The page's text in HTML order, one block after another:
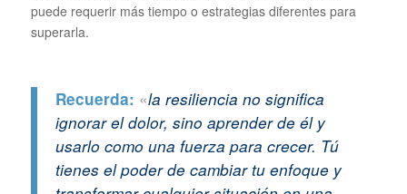
puede requerir más tiempo o estrategias diferentes para
superarla.
Recuerda: «la resiliencia no significa
ignorar el dolor, sino aprender de él y
usarlo como una fuerza para crecer. Tú
tienes el poder de cambiar tu enfoque y